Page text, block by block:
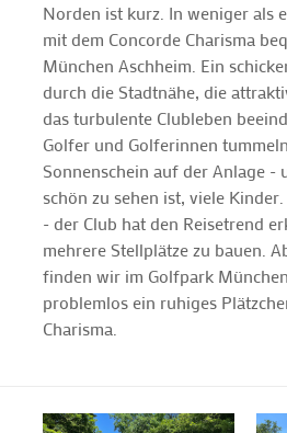
Norden ist kurz. In weniger als
mit dem Concorde Charisma
München Aschheim. Ein
durch die Stadtnähe, die
das turbulente Clubleben
Golfer und Golferinnen
Sonnenschein auf der Anlage -
schön zu sehen ist, viele
- der Club hat den Reisetrend
mehrere Stellplätze zu bauen.
finden wir im Golfpark
problemlos ein ruhiges
Charisma.